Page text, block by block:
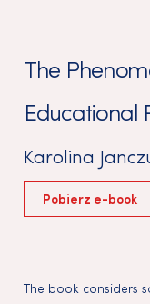
The
Educational
Karolina
Pobierz e-book
The book considers